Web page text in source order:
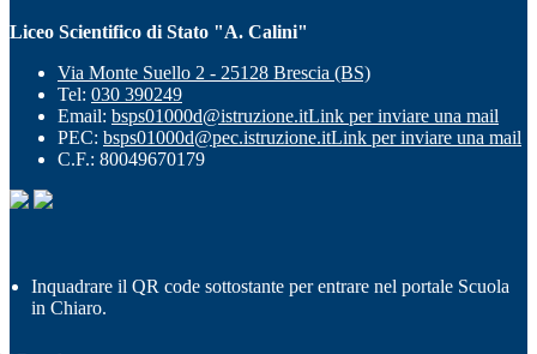
Liceo Scientifico di Stato "A. Calini"
Via Monte Suello 2 - 25128 Brescia (BS)
Tel: 030 390249
Email: bsps01000d@istruzione.itLink per inviare una mail
PEC: bsps01000d@pec.istruzione.itLink per inviare una mail
C.F.: 80049670179
Inquadrare il QR code sottostante per entrare nel portale Scuola
in Chiaro.